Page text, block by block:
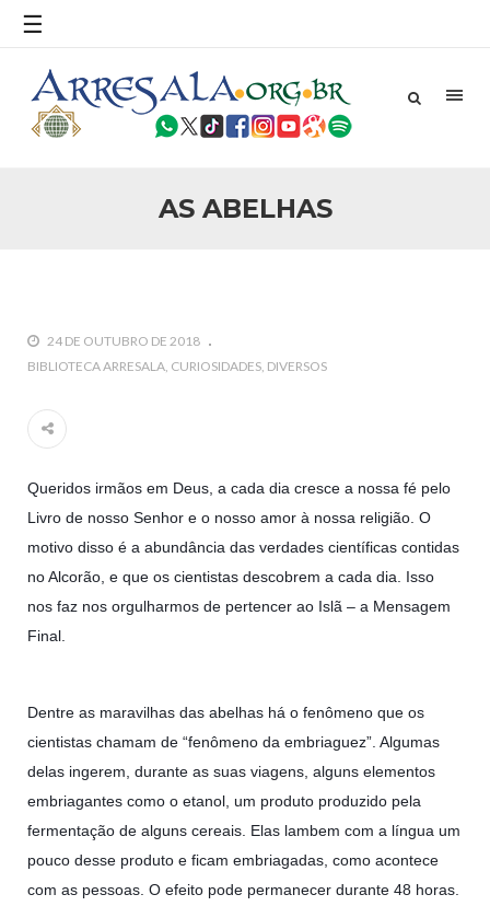
☰
AS ABELHAS
Conflito
Por: Ahmed Ismail Introdução O presente artigo resume as
principais considerações do autor sobre os atentados de 11
25 DE SETEMBRO DE 2010
Em nome de Deus, O Clemente, O Misericordioso! O Centro
Islâmico no Brasil parabeniza a nação islâmica pela chegada
no ano novo muçulmano de 1435 Hejrita. Desejamos a
data em que relembramos o martírio do quarto Imam dos
(A.S.), conhecido por “Zein Al-Ábidin” (Formosura
3 DE JULHO DE 2014
Centro Islâmico no Brasil recebe o ex-
ministro das Relações Exteriores da
Brasil recebeu em sua sede, em São Paulo, o ex-ministro das
Kharrazi, que encontra-se visitando
24 DE OUTUBRO DE 2018
BIBLIOTECA ARRESALA CURIOSIDADES DIVERSOS
Queridos irmãos em Deus, a cada dia cresce a nossa fé pelo
Livro de nosso Senhor e o nosso amor à nossa religião. O
motivo disso é a abundância das verdades científicas contidas
no Alcorão, e que os cientistas descobrem a cada dia. Isso
nos faz nos orgulharmos de pertencer ao Islã – a Mensagem
Final.
Dentre as maravilhas das abelhas há o fenômeno que os
cientistas chamam de “fenômeno da embriaguez”. Algumas
delas ingerem, durante as suas viagens, alguns elementos
embriagantes como o etanol, um produto produzido pela
fermentação de alguns cereais. Elas lambem com a língua um
pouco desse produto e ficam embriagadas, como acontece
com as pessoas. O efeito pode permanecer durante 48 horas.